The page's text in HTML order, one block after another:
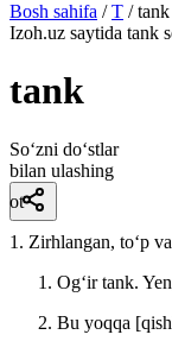
Bosh sahifa / T / tank
Izoh.uz saytida tank
tank
So‘zni do‘stlar
bilan ulashing
ot
1. Zirhlangan, toʻp
Ogʻir tank.
Bu yoqqa